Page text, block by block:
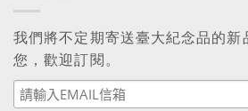
我們將不定期寄送臺大紀念品的新
您，歡迎訂閱。